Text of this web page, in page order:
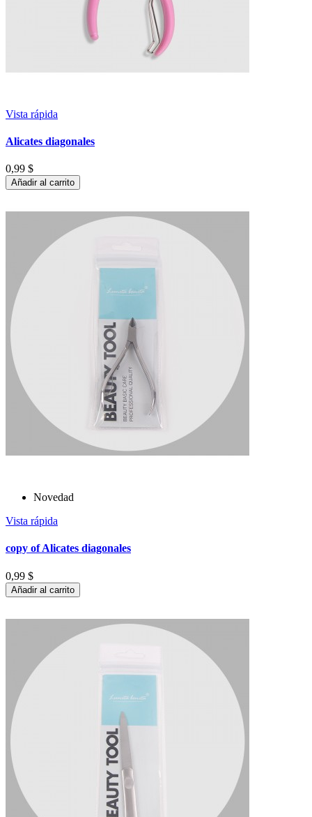
Vista rápida
Alicates diagonales
0,99 $
Añadir al carrito
Novedad
Vista rápida
copy of Alicates diagonales
0,99 $
Añadir al carrito